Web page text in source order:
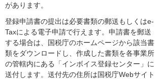
があります。
登録申請書の提出は必要書類の郵送もしくはe-
Taxによる電子申請で行えます。申請書を郵送
する場合は、国税庁のホームページから該当書
類をダウンロードし、作成した書類を各事業所
の管轄内にある「インボイス登録センター」に
送付します。送付先の住所は国税庁Webサイト